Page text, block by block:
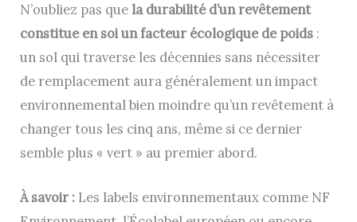
N’oubliez pas que la durabilité d’un revêtement
constitue en soi un facteur écologique de poids :
un sol qui traverse les décennies sans nécessiter
de remplacement aura généralement un impact
environnemental bien moindre qu’un revêtement à
changer tous les cinq ans, même si ce dernier
semble plus « vert » au premier abord.
À savoir : Les labels environnementaux comme NF